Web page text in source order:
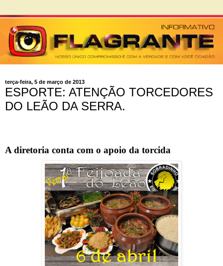
terça-feira, 5 de março de 2013
ESPORTE: ATENÇÃO TORCEDORES
DO LEÃO DA SERRA.
A diretoria conta com o apoio da torcida